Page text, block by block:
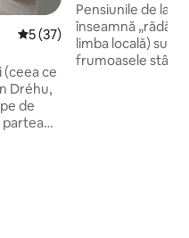
Scor mediu de 5 din 5, 37
5 (37)
(ceea ce
Dréhu,
de
partea
Pensiunile de la
înseamnă
limba locală) sunt
frumoasele